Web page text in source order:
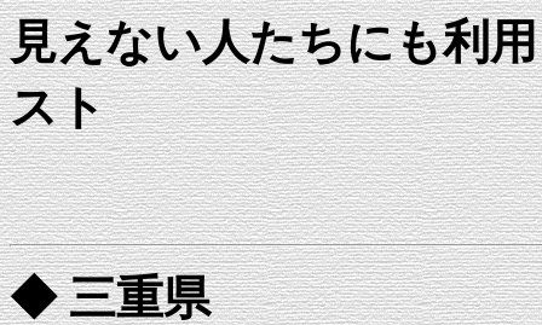
見えない人たちにも利
スト
◆ 三重県